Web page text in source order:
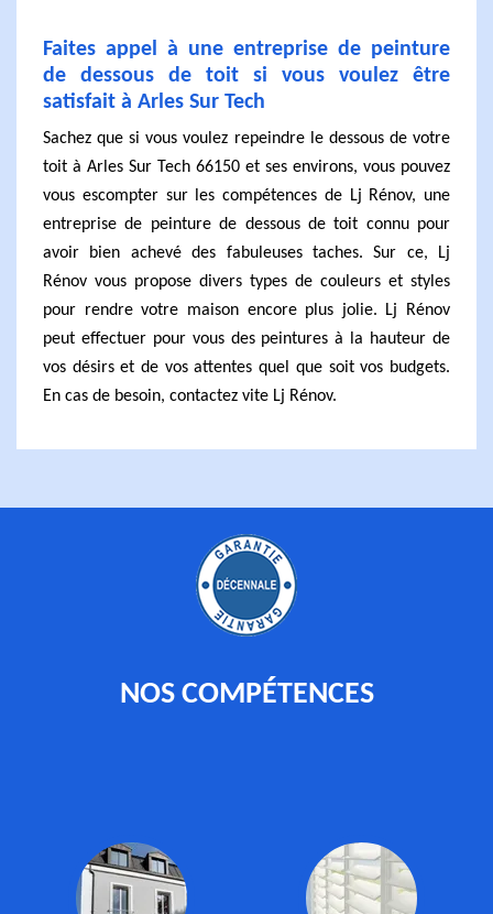
Faites appel à une entreprise de peinture
de dessous de toit si vous voulez être
satisfait à Arles Sur Tech
Sachez que si vous voulez repeindre le dessous de votre
toit à Arles Sur Tech 66150 et ses environs, vous pouvez
vous escompter sur les compétences de Lj Rénov, une
entreprise de peinture de dessous de toit connu pour
avoir bien achevé des fabuleuses taches. Sur ce, Lj
Rénov vous propose divers types de couleurs et styles
pour rendre votre maison encore plus jolie. Lj Rénov
peut effectuer pour vous des peintures à la hauteur de
vos désirs et de vos attentes quel que soit vos budgets.
En cas de besoin, contactez vite Lj Rénov.
NOS COMPÉTENCES